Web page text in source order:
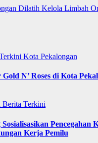
Dilatih Kelola Limbah
Kota Pekalongan
N’ Roses di Kota
Berita Terkini
Pencegahan
Kerja Pemilu